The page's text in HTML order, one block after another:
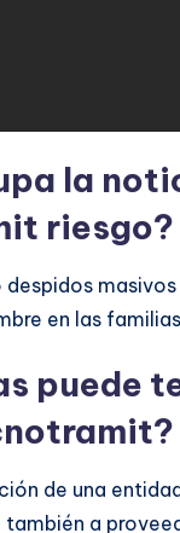
la
riesgo?
en las
puede
de una
a